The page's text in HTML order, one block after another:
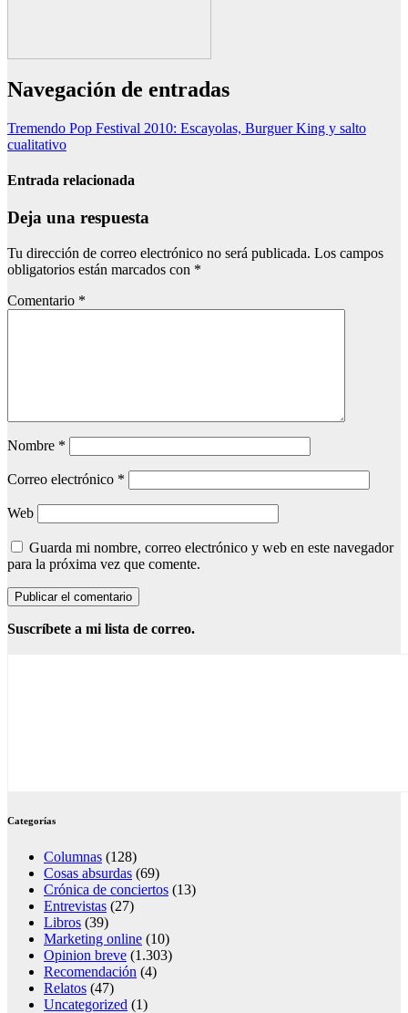
Navegación de entradas
Tremendo Pop Festival 2010: Escayolas, Burguer King y salto
cualitativo
Entrada relacionada
Deja una respuesta
Tu dirección de correo electrónico no será publicada. Los campos
obligatorios están marcados con *
Comentario *
Nombre *
Correo electrónico *
Web
Guarda mi nombre, correo electrónico y web en este navegador
para la próxima vez que comente.
Suscríbete a mi lista de correo.
Categorías
Columnas (128)
Cosas absurdas (69)
Crónica de conciertos (13)
Entrevistas (27)
Libros (39)
Marketing online (10)
Opinion breve (1.303)
Recomendación (4)
Relatos (47)
Uncategorized (1)